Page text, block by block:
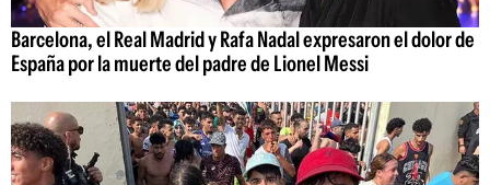
Barcelona, el Real Madrid y Rafa Nadal expresaron el dolor de
España por la muerte del padre de Lionel Messi